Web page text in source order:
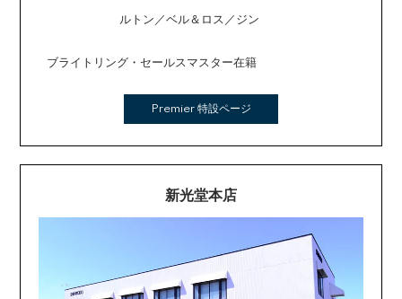
ルトン／ベル＆ロス／ジン
ブライトリング・セールスマスター在籍
Premier 特設ページ
新光堂本店